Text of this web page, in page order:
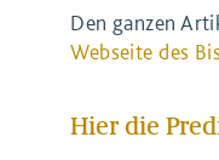
Den ganzen
Webseite des
Hier die